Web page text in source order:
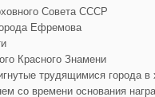
Совета СССР
Ефремова
Красного Знамени
трудящимися города в
со времени основания